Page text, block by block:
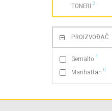
TONERI 2
PROIZVOĐAČ
Gemalto 1
Manhattan 0